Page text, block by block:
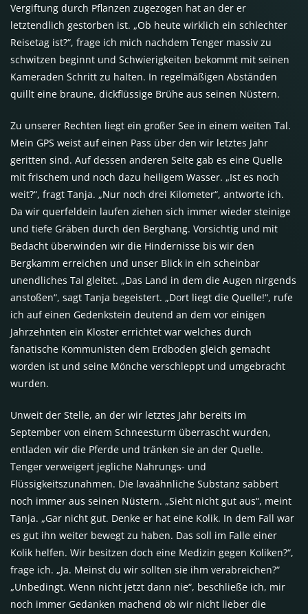
Vergiftung durch Pflanzen zugezogen hat an der er
letztendlich gestorben ist. „Ob heute wirklich ein schlechter
Reisetag ist?“, frage ich mich nachdem Tenger massiv zu
schwitzen beginnt und Schwierigkeiten bekommt mit seinen
Kameraden Schritt zu halten. In regelmäßigen Abständen
quillt eine braune, dickflüssige Brühe aus seinen Nüstern.
Zu unserer Rechten liegt ein großer See in einem weiten Tal.
Mein GPS weist auf einen Pass über den wir letztes Jahr
geritten sind. Auf dessen anderen Seite gab es eine Quelle
mit frischem und noch dazu heiligem Wasser. „Ist es noch
weit?“, fragt Tanja. „Nur noch drei Kilometer“, antworte ich.
Da wir querfeldein laufen ziehen sich immer wieder steinige
und tiefe Gräben durch den Berghang. Vorsichtig und mit
Bedacht überwinden wir die Hindernisse bis wir den
Bergkamm erreichen und unser Blick in ein scheinbar
unendliches Tal gleitet. „Das Land in dem die Augen nirgends
anstoßen“, sagt Tanja begeistert. „Dort liegt die Quelle!“, rufe
ich auf einen Gedenkstein deutend an dem vor einigen
Jahrzehnten ein Kloster errichtet war welches durch
fanatische Kommunisten dem Erdboden gleich gemacht
worden ist und seine Mönche verschleppt und umgebracht
wurden.
Unweit der Stelle, an der wir letztes Jahr bereits im
September von einem Schneesturm überrascht wurden,
entladen wir die Pferde und tränken sie an der Quelle.
Tenger verweigert jegliche Nahrungs- und
Flüssigkeitszunahmen. Die lavaähnliche Substanz sabbert
noch immer aus seinen Nüstern. „Sieht nicht gut aus“, meint
Tanja. „Gar nicht gut. Denke er hat eine Kolik. In dem Fall war
es gut ihn weiter bewegt zu haben. Das soll im Falle einer
Kolik helfen. Wir besitzen doch eine Medizin gegen Koliken?“,
frage ich. „Ja. Meinst du wir sollten sie ihm verabreichen?“
„Unbedingt. Wenn nicht jetzt dann nie“, beschließe ich, mir
noch immer Gedanken machend ob wir nicht lieber die